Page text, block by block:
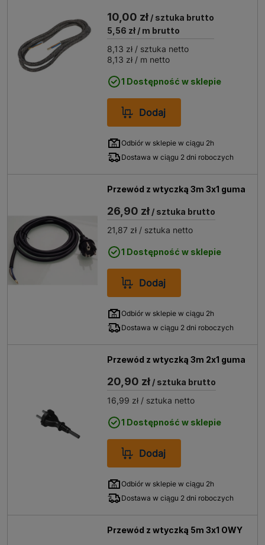
10,00 zł / sztuka brutto
5,56 zł / m brutto
8,13 zł / sztuka netto
8,13 zł / m netto
1 Dostępność w sklepie
Dodaj
Odbiór w sklepie w ciągu 2h
Dostawa w ciągu 2 dni roboczych
Przewód z wtyczką 3m 3x1 guma
26,90 zł / sztuka brutto
21,87 zł / sztuka netto
1 Dostępność w sklepie
Dodaj
Odbiór w sklepie w ciągu 2h
Dostawa w ciągu 2 dni roboczych
Przewód z wtyczką 3m 2x1 guma
20,90 zł / sztuka brutto
16,99 zł / sztuka netto
1 Dostępność w sklepie
Dodaj
Odbiór w sklepie w ciągu 2h
Dostawa w ciągu 2 dni roboczych
Przewód z wtyczką 5m 3x1 OWY